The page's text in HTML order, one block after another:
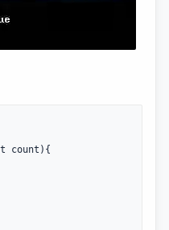
count){